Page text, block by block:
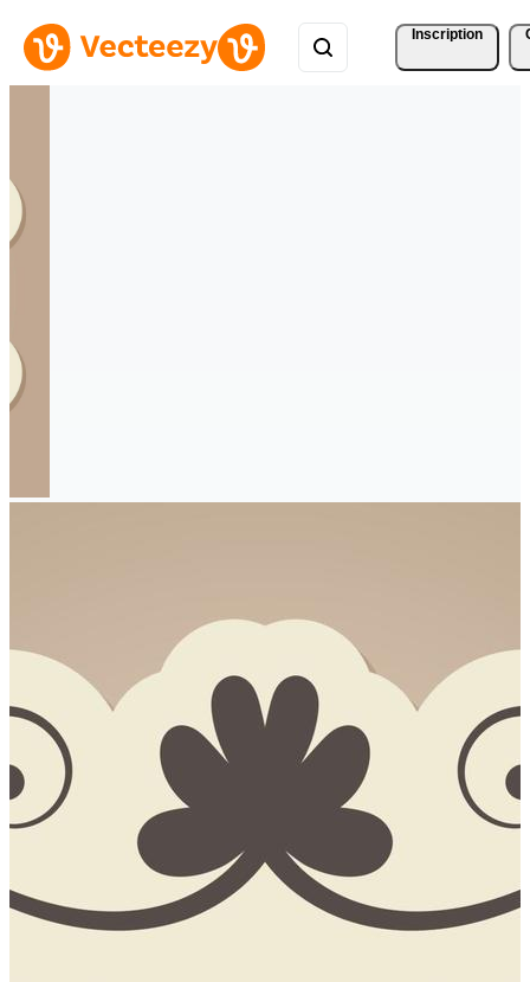
Inscription